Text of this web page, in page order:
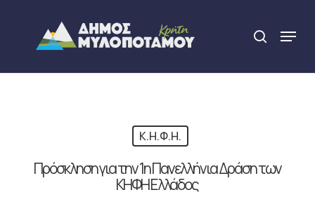
content
search
Menu
Κ.Η.Φ.Η.
Πρόσκληση για την 1η Πανελλήνια Δράση των
ΚΗΦΗ Ελλάδος
Close